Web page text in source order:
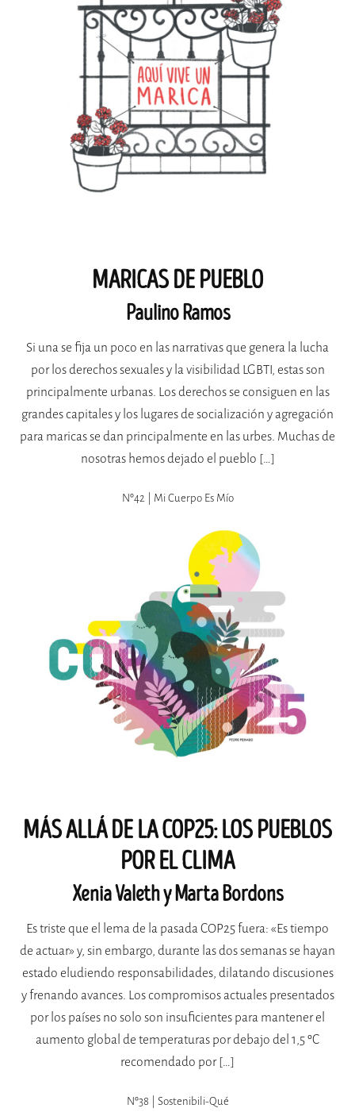
MARICAS DE PUEBLO
Paulino Ramos
Si una se fija un poco en las narrativas que genera la lucha
por los derechos sexuales y la visibilidad LGBTI, estas son
principalmente urbanas. Los derechos se consiguen en las
grandes capitales y los lugares de socialización y agregación
para maricas se dan principalmente en las urbes. Muchas de
nosotras hemos dejado el pueblo […]
Nº42 | Mi Cuerpo Es Mío
MÁS ALLÁ DE LA COP25: LOS PUEBLOS
POR EL CLIMA
Xenia Valeth y Marta Bordons
Es triste que el lema de la pasada COP25 fuera: «Es tiempo
de actuar» y, sin embargo, durante las dos semanas se hayan
estado eludiendo responsabilidades, dilatando discusiones
y frenando avances. Los compromisos actuales presentados
por los países no solo son insuficientes para mantener el
aumento global de temperaturas por debajo del 1,5 ºC
recomendado por […]
Nº38 | Sostenibili-Qué